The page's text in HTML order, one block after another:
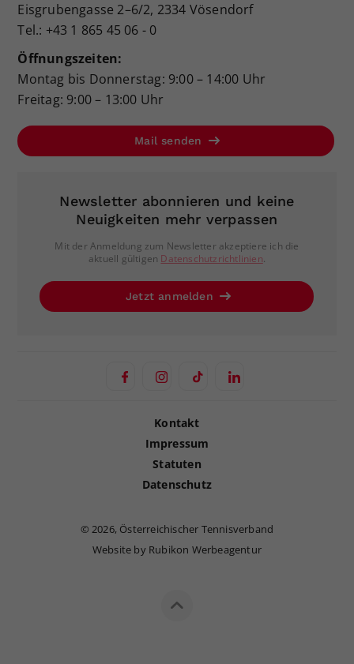
Eisgrubengasse 2–6/2, 2334 Vösendorf
Tel.: +43 1 865 45 06 - 0
Öffnungszeiten:
Montag bis Donnerstag: 9:00 – 14:00 Uhr
Freitag: 9:00 – 13:00 Uhr
Mail senden
Newsletter abonnieren und keine
Neuigkeiten mehr verpassen
Mit der Anmeldung zum Newsletter akzeptiere ich die
aktuell gültigen Datenschutzrichtlinien.
Jetzt anmelden
Kontakt
Impressum
Statuten
Datenschutz
©2026, Österreichischer Tennisverband
Website by Rubikon Werbeagentur